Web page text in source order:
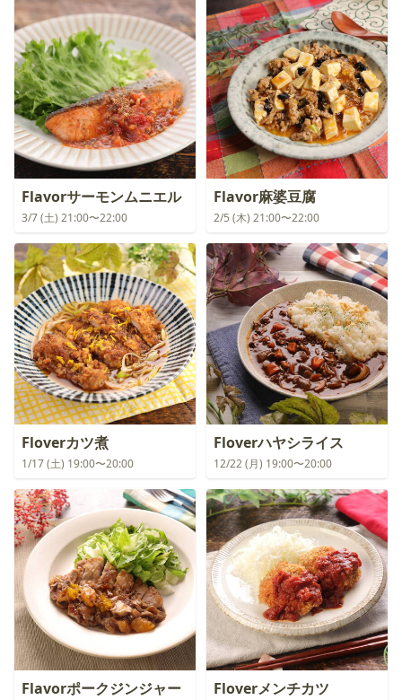
Flavorサーモンムニエル
3/7 (土) 21:00〜22:00
Flavor麻婆豆腐
2/5 (木) 21:00〜22:00
Floverカツ煮
1/17 (土) 19:00〜20:00
Floverハヤシライス
12/22 (月) 19:00〜20:00
Flavorポークジンジャー Floverメンチカツ